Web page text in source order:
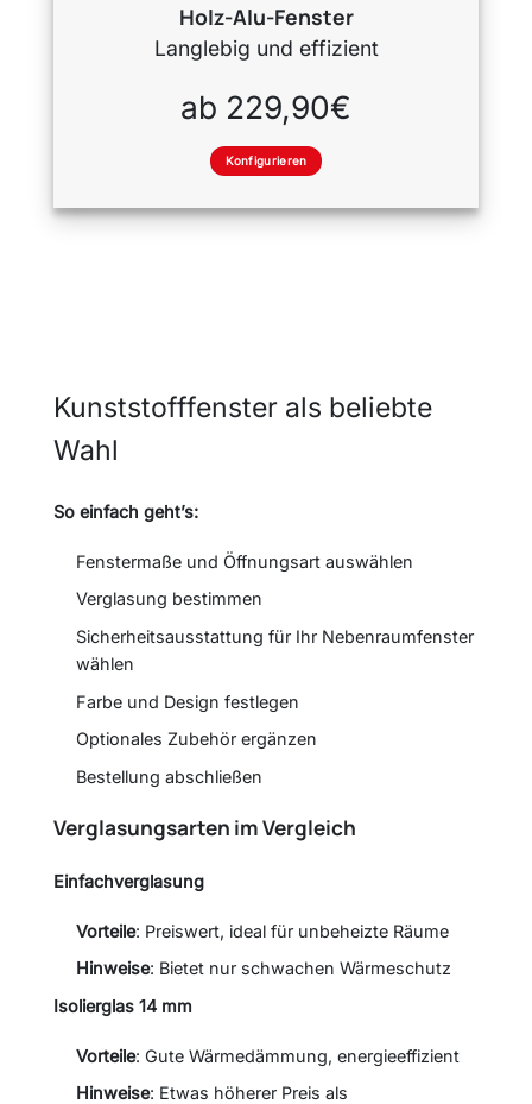
Holz-Alu-Fenster
Langlebig und effizient
ab 229,90€
Konfigurieren
Kunststofffenster als beliebte
Wahl
So einfach geht’s:
Fenstermaße und Öffnungsart auswählen
Verglasung bestimmen
Sicherheitsausstattung für Ihr Nebenraumfenster
wählen
Farbe und Design festlegen
Optionales Zubehör ergänzen
Bestellung abschließen
Verglasungsarten im Vergleich
Einfachverglasung
Vorteile: Preiswert, ideal für unbeheizte Räume
Hinweise: Bietet nur schwachen Wärmeschutz
Isolierglas 14 mm
Vorteile: Gute Wärmedämmung, energieeffizient
Hinweise: Etwas höherer Preis als